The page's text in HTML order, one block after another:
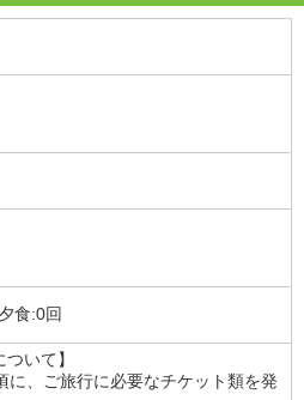
食:0回
いて】
に、ご旅行に必要なチケット類を発